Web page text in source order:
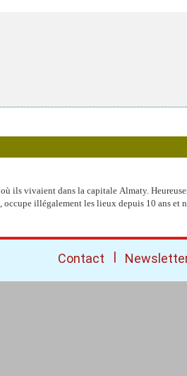
ils vivaient dans la capitale Almaty.
illégalement les lieux depuis 10 ans et
Contact |